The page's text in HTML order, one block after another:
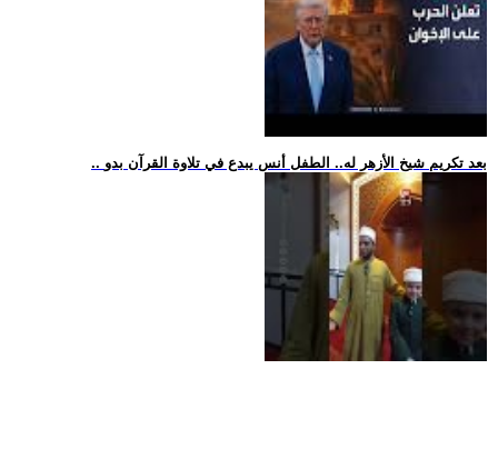
.. بعد تكريم شيخ الأزهر له.. الطفل أنس يبدع في تلاوة القرآن بدو